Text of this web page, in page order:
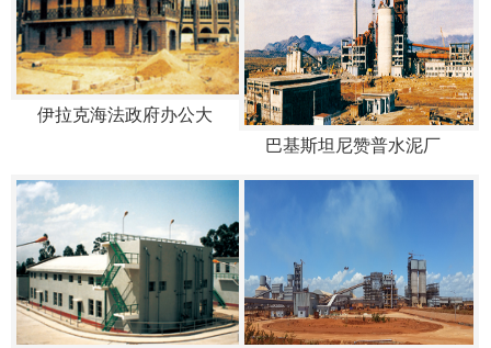
伊拉克海法政府办公大
巴基斯坦尼赞普水泥厂